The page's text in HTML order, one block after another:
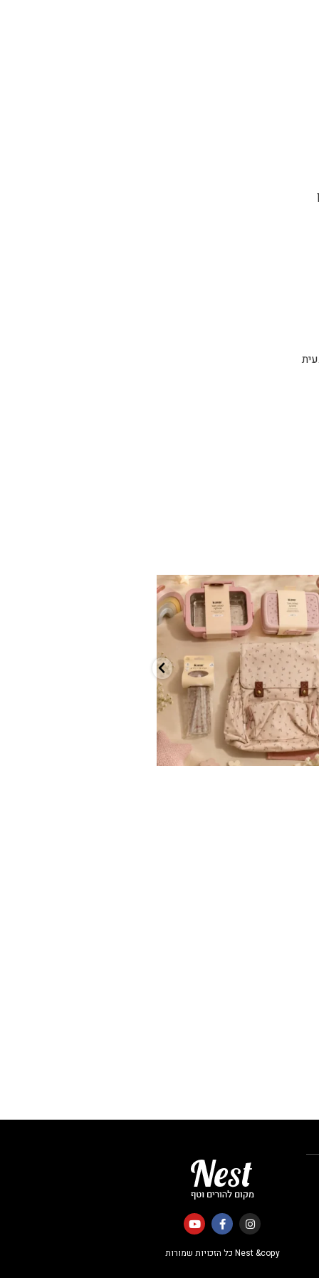
הקולקציה החדשה
9 4
Nest &copy כל הזכויות שמורות